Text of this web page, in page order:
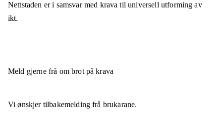
Nettstaden eri samsvarmed krava til universell utforming av
ikt.
Meld gjerne frå om brot på krava
Vi ønskjer tilbakemelding frå brukarane.